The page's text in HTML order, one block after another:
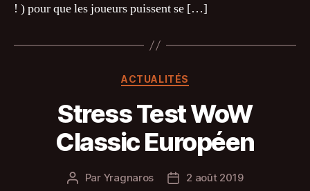
! ) pour que les joueurs puissent se […]
Catégories
ACTUALITÉS
Stress Test WoW
Classic Européen
Auteur
Par Yragnaros
Date2 août 2019